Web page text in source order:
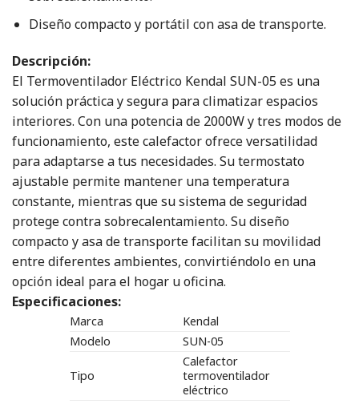
Diseño compacto y portátil con asa de transporte.
Descripción:
El Termoventilador Eléctrico Kendal SUN-05 es una
solución práctica y segura para climatizar espacios
interiores. Con una potencia de 2000W y tres modos de
funcionamiento, este calefactor ofrece versatilidad
para adaptarse a tus necesidades. Su termostato
ajustable permite mantener una temperatura
constante, mientras que su sistema de seguridad
protege contra sobrecalentamiento. Su diseño
compacto y asa de transporte facilitan su movilidad
entre diferentes ambientes, convirtiéndolo en una
opción ideal para el hogar u oficina.
Especificaciones:
Marca
Kendal
Modelo
SUN-05
Tipo
Calefactor
termoventilador
eléctrico